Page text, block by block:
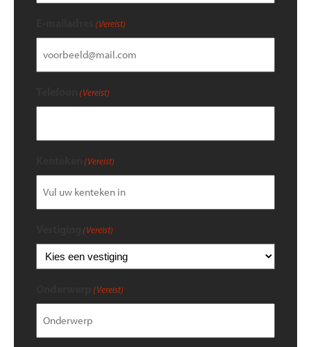
(Vereist)
(Vereist)
(Vereist)
(Vereist)
(Vereist)